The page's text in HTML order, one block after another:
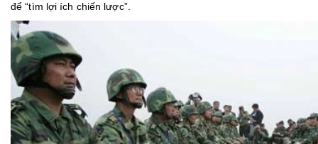
để “tìm lợi ích chiến lược”.